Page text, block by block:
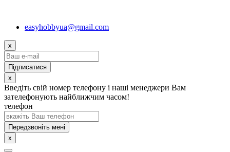
easyhobbyua@gmail.com
x
x
Введіть свій номер телефону і наші менеджери Вам
зателефонують найближчим часом!
телефон
Передзвоніть мені
x